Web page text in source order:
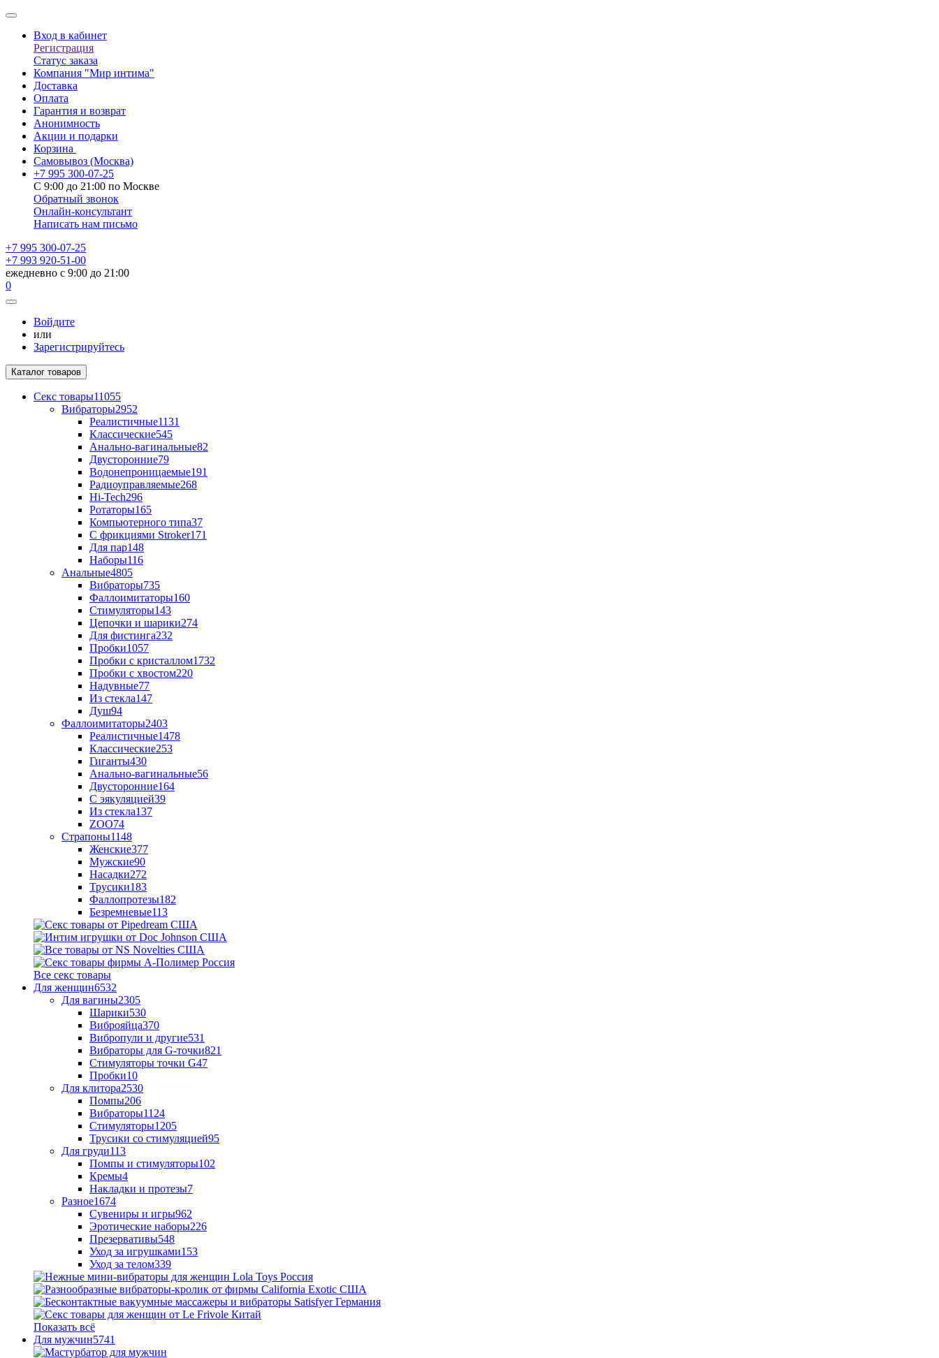
Вход в кабинет
Регистрация
Статус заказа
Компания "Мир интима"
Доставка
Оплата
Гарантия и возврат
Анонимность
Акции и подарки
Корзина
Самовывоз (Москва)
+7 995 300-07-25
С 9:00 до 21:00 по Москве
Обратный звонок
Онлайн-консультант
Написать нам письмо
+7 995 300-07-25
+7 993 920-51-00
ежедневно с 9:00 до 21:00
0
Войдите
или
Зарегистрируйтесь
Каталог товаров
Секс товары11055
Вибраторы2952
Реалистичные1131
Классические545
Анально-вагинальные82
Двусторонние79
Водонепроницаемые191
Радиоуправляемые268
Hi-Tech296
Ротаторы165
Компьютерного типа37
С фрикциями Stroker171
Для пар148
Наборы116
Анальные4805
Вибраторы735
Фаллоимитаторы160
Стимуляторы143
Цепочки и шарики274
Для фистинга232
Пробки1057
Пробки с кристаллом1732
Пробки с хвостом220
Надувные77
Из стекла147
Душ94
Фаллоимитаторы2403
Реалистичные1478
Классические253
Гиганты430
Анально-вагинальные56
Двусторонние164
С эякуляцией39
Из стекла137
ZOO74
Страпоны1148
Женские377
Мужские90
Насадки272
Трусики183
Фаллопротезы182
Безремневые113
Все секс товары
Для женщин6532
Для вагины2305
Шарики530
Виброяйца370
Вибропули и другие531
Вибраторы для G-точки821
Стимуляторы точки G47
Пробки10
Для клитора2530
Помпы206
Вибраторы1124
Стимуляторы1205
Трусики со стимуляцией95
Для груди113
Помпы и стимуляторы102
Кремы4
Накладки и протезы7
Разное1674
Сувениры и игры962
Эротические наборы226
Презервативы548
Уход за игрушками153
Уход за телом339
Показать всё
Для мужчин5741